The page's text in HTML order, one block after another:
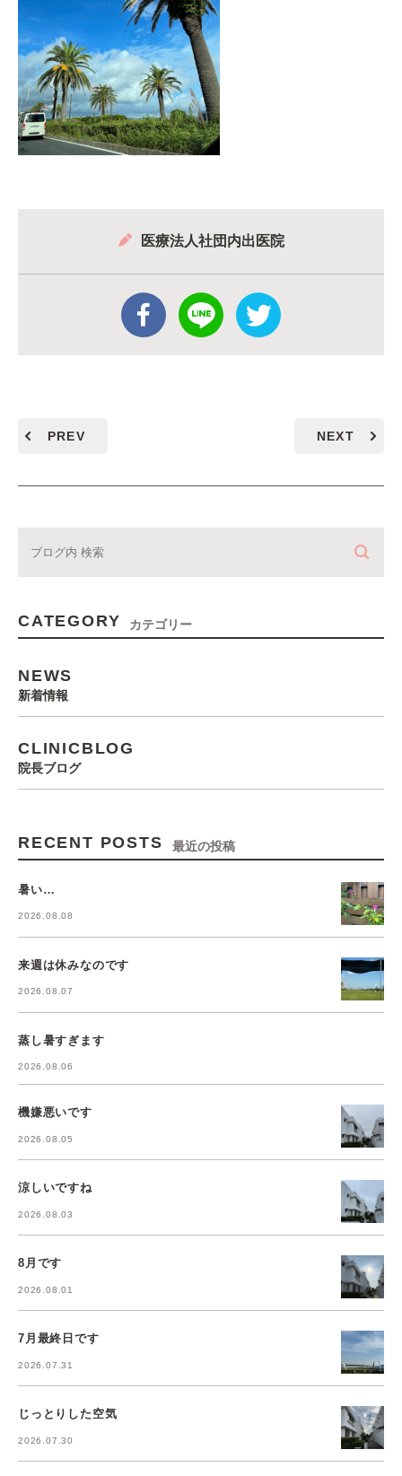
医療法人社団内出医院
PREV NEXT
CATEGORY カテゴリー
NEWS
新着情報
CLINICBLOG
院長ブログ
RECENT POSTS 最近の投稿
暑い…
2026.08.08
来週は休みなのです
2026.08.07
蒸し暑すぎます
2026.08.06
機嫌悪いです
2026.08.05
涼しいですね
2026.08.03
8月です
2026.08.01
7月最終日です
2026.07.31
じっとりした空気
2026.07.30